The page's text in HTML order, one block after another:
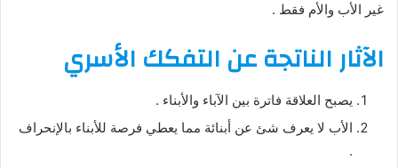
غير الأب والأم فقط .
الآثار الناتجة عن التفكك الأسري
يصبح العلاقة فاترة بين الآباء والأبناء .
الأب لا يعرف شئ عن أبنائة مما يعطي فرصة للأبناء بالإنحراف
.